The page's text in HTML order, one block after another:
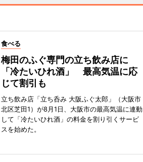
食べる
梅田のふぐ専門の立ち飲み店に
「冷たいひれ酒」 最高気温に応
じて割引も
立ち飲み店「立ち呑み 大阪ふぐ太郎」（大阪市
北区芝田1）が8月1日、大阪市の最高気温に連動
して「冷たいひれ酒」の料金を割り引くサービ
スを始めた。